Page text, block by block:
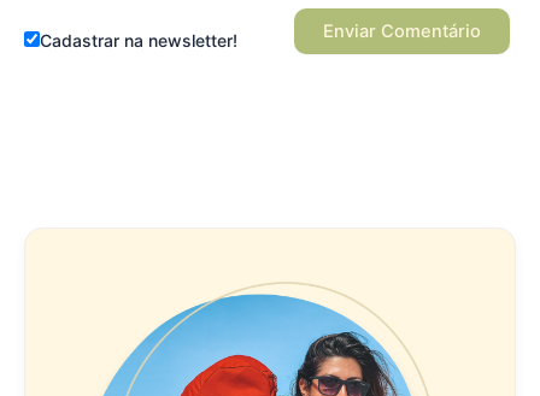
Cadastrar na newsletter!